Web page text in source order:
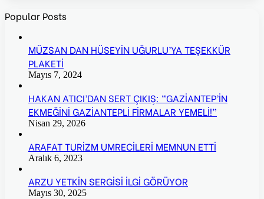
Popular Posts
MÜZSAN DAN HÜSEYİN UĞURLU’YA TEŞEKKÜR
PLAKETİ
Mayıs 7, 2024
HAKAN ATICI’DAN SERT ÇIKIŞ: “GAZİANTEP’İN
EKMEĞİNİ GAZİANTEPLİ FİRMALAR YEMELİ!”
Nisan 29, 2026
ARAFAT TURİZM UMRECİLERİ MEMNUN ETTİ
Aralık 6, 2023
ARZU YETKİN SERGİSİ İLGİ GÖRÜYOR
Mayıs 30, 2025